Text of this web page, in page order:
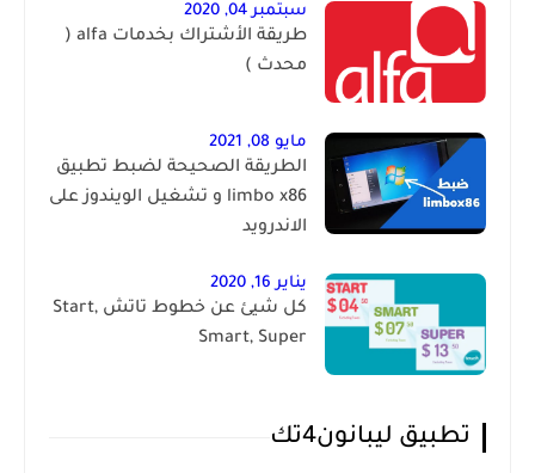
سبتمبر 04, 2020
طريقة الأشتراك بخدمات alfa (
محدث )
مايو 08, 2021
الطريقة الصحيحة لضبط تطبيق
limbo x86 و تشغيل الويندوز على
الاندرويد
يناير 16, 2020
كل شيئ عن خطوط تاتش Start,
Smart, Super
تطبيق ليبانون4تك